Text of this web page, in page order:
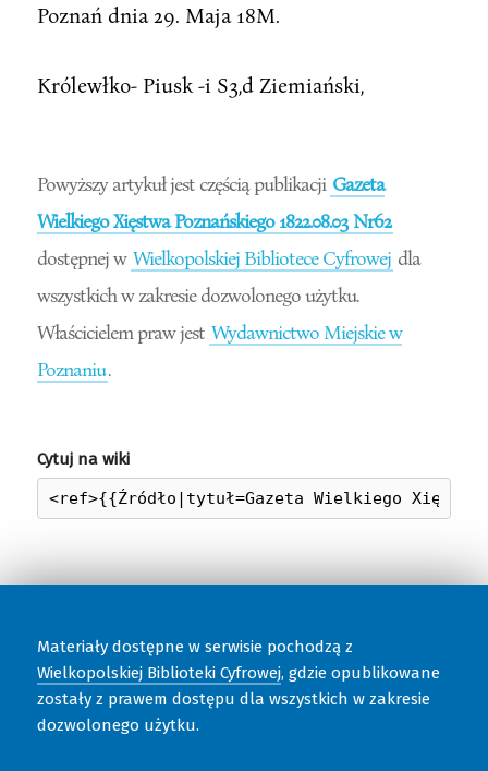
Poznań dnia 29. Maja 18M.
Królewłko- Piusk -i S3,d Ziemiański,
Powyższy artykuł jest częścią publikacji Gazeta
Wielkiego Xięstwa Poznańskiego 1822.08.03 Nr62
dostępnej w Wielkopolskiej Bibliotece Cyfrowej dla
wszystkich w zakresie dozwolonego użytku.
Właścicielem praw jest Wydawnictwo Miejskie w
Poznaniu.
Cytuj na wiki
Materiały dostępne w serwisie pochodzą z
Wielkopolskiej Biblioteki Cyfrowej, gdzie opublikowane
zostały z prawem dostępu dla wszystkich w zakresie
dozwolonego użytku.